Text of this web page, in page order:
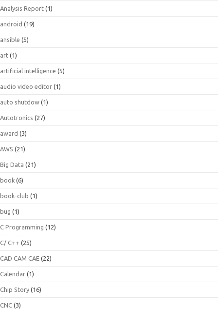
Analysis Report (1)
android (19)
ansible (5)
art (1)
artificial intelligence (5)
audio video editor (1)
auto shutdow (1)
Autotronics (27)
award (3)
AWS (21)
Big Data (21)
book (6)
book-club (1)
bug (1)
C Programming (12)
C/ C++ (25)
CAD CAM CAE (22)
Calendar (1)
Chip Story (16)
CNC (3)